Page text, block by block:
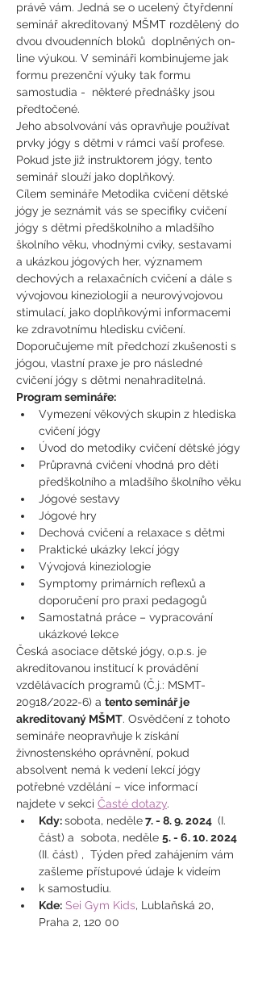
právě vám. Jedná se o ucelený čtyřdenní
seminář akreditovaný MŠMT rozdělený do
dvou dvoudenních bloků  doplněných on-
line výukou. V semináři kombinujeme jak
formu prezenční výuky tak formu
samostudia -  některé přednášky jsou
předtočené.
Jeho absolvování vás opravňuje používat
prvky jógy s dětmi v rámci vaší profese.
Pokud jste již instruktorem jógy, tento
seminář slouží jako doplňkový.
Cílem semináře Metodika cvičení dětské
jógy je seznámit vás se specifiky cvičení
jógy s dětmi předškolního a mladšího
školního věku, vhodnými cviky, sestavami
a ukázkou jógových her, významem
dechových a relaxačních cvičení a dále s
vývojovou kineziologií a neurovývojovou
stimulací, jako doplňkovými informacemi
ke zdravotnímu hledisku cvičení.
Doporučujeme mít předchozí zkušenosti s
jógou, vlastní praxe je pro následné
cvičení jógy s dětmi nenahraditelná.
Program semináře:
Vymezení věkových skupin z hlediska
cvičení jógy
Úvod do metodiky cvičení dětské jógy
Průpravná cvičení vhodná pro děti
předškolního a mladšího školního věku
Jógové sestavy
Jógové hry
Dechová cvičení a relaxace s dětmi
Praktické ukázky lekcí jógy
Vývojová kineziologie
Symptomy primárních reflexů a
doporučení pro praxi pedagogů
Samostatná práce – vypracování
ukázkové lekce
Česká asociace dětské jógy, o.p.s. je
akreditovanou institucí k provádění
vzdělávacích programů (Č.j.: MSMT-
20918/2022-6) a tento seminář je
akreditovaný MŠMT. Osvědčení z tohoto
semináře neopravňuje k získání
živnostenského oprávnění, pokud
absolvent nemá k vedení lekcí jógy
potřebné vzdělání – více informací
najdete v sekci Časté dotazy.
Kdy: sobota, neděle 7. - 8. 9. 2024 (I.
část) a  sobota, neděle 5. - 6. 10. 2024
(II. část) ,  Týden před zahájením vám
zašleme přístupové údaje k videím
k samostudiu.
Kde: Sei Gym Kids, Lublaňská 20,
Praha 2, 120 00